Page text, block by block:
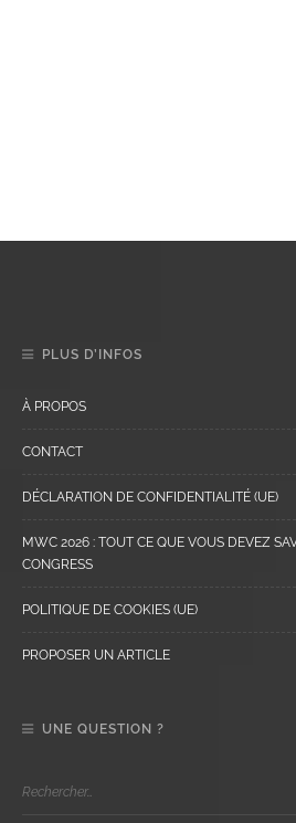
PLUS D’INFOS
À PROPOS
CONTACT
DÉCLARATION DE CONFIDENTIALITÉ (UE)
MWC 2026 : TOUT CE QUE VOUS DEVEZ
CONGRESS
POLITIQUE DE COOKIES (UE)
PROPOSER UN ARTICLE
UNE QUESTION ?